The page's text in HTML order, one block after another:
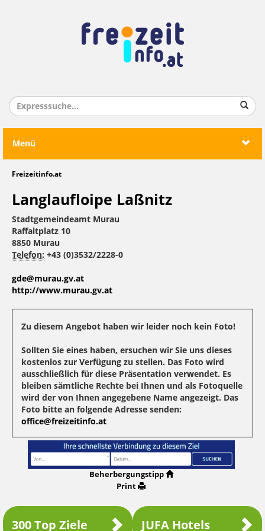
Menü
Freizeitinfo.at
Langlaufloipe Laßnitz
Stadtgemeindeamt Murau
Raffaltplatz 10
8850 Murau
Telefon: +43 (0)3532/2228-0
gde@murau.gv.at
http://www.murau.gv.at
Zu diesem Angebot haben wir leider noch kein Foto!
Sollten Sie eines haben, ersuchen wir Sie uns dieses
kostenlos zur Verfügung zu stellen. Das Foto wird
ausschließlich für diese Präsentation verwendet. Es
bleiben sämtliche Rechte bei Ihnen und als Fotoquelle
wird der von Ihnen angegebene Name angezeigt. Das
Foto bitte an folgende Adresse senden:
office@freizeitinfo.at
Beherbergungstipp
Print
300 Top Ziele JUFA Hotels